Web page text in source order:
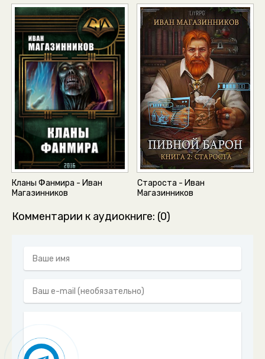
Кланы Фанмира - Иван
Магазинников
Староста - Иван
Магазинников
Комментарии к аудиокниге: (0)